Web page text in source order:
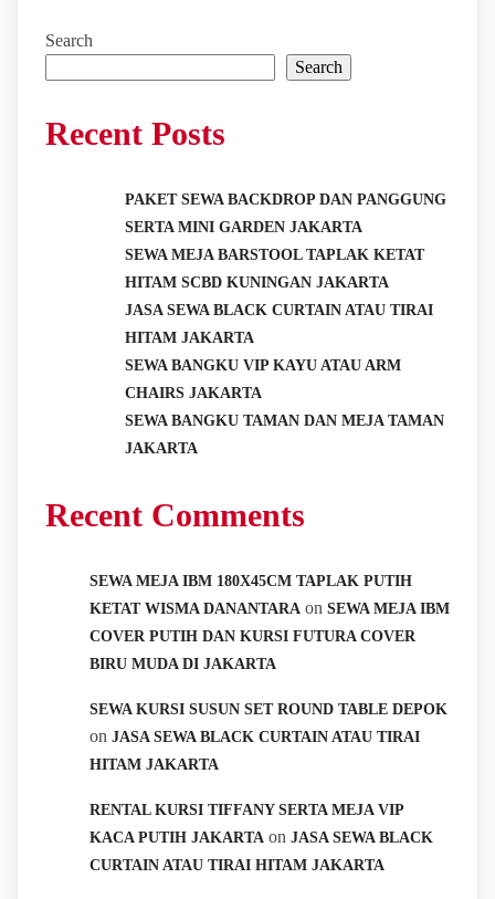
Search
Search
Recent Posts
PAKET SEWA BACKDROP DAN PANGGUNG
SERTA MINI GARDEN JAKARTA
SEWA MEJA BARSTOOL TAPLAK KETAT
HITAM SCBD KUNINGAN JAKARTA
JASA SEWA BLACK CURTAIN ATAU TIRAI
HITAM JAKARTA
SEWA BANGKU VIP KAYU ATAU ARM
CHAIRS JAKARTA
SEWA BANGKU TAMAN DAN MEJA TAMAN
JAKARTA
Recent Comments
SEWA MEJA IBM 180X45CM TAPLAK PUTIH
KETAT WISMA DANANTARA on SEWA MEJA IBM
COVER PUTIH DAN KURSI FUTURA COVER
BIRU MUDA DI JAKARTA
SEWA KURSI SUSUN SET ROUND TABLE DEPOK
on JASA SEWA BLACK CURTAIN ATAU TIRAI
HITAM JAKARTA
RENTAL KURSI TIFFANY SERTA MEJA VIP
KACA PUTIH JAKARTA on JASA SEWA BLACK
CURTAIN ATAU TIRAI HITAM JAKARTA